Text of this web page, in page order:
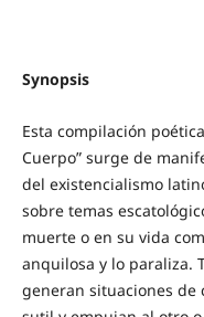
Synopsis
Esta compilación
Cuerpo” surge de
del existencialismo
sobre temas
muerte o en su vida
anquilosa y lo paraliza.
generan situaciones de